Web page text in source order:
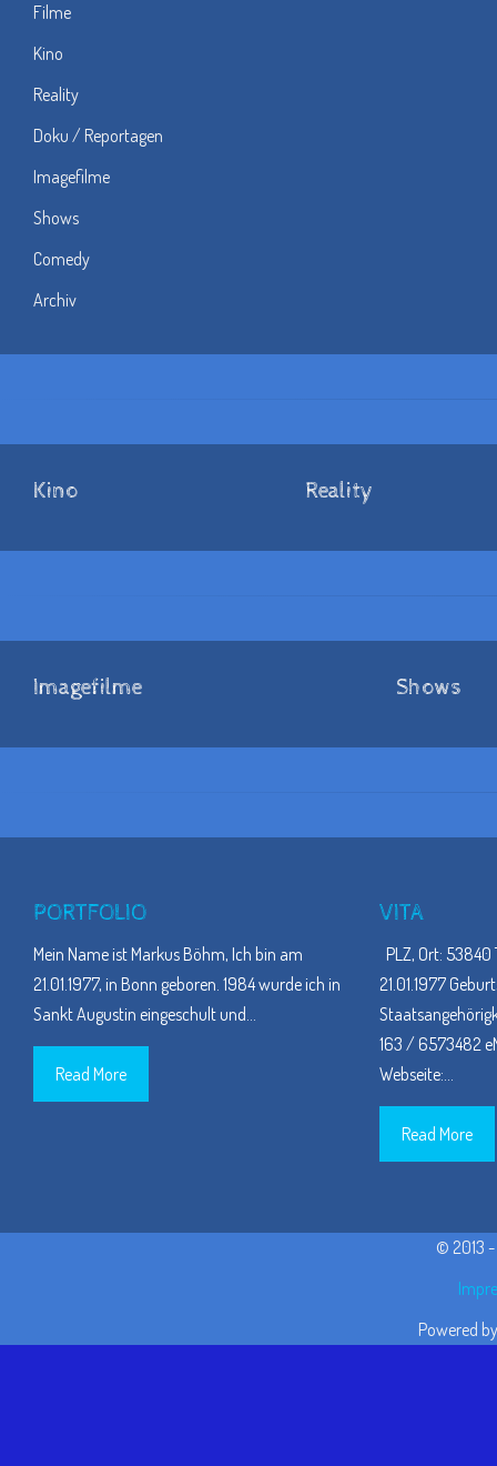
Filme
Kino
Reality
Doku / Reportagen
Imagefilme
Shows
Comedy
Archiv
Kino Reality
Imagefilme Shows
PORTFOLIO
Mein Name ist Markus Böhm, Ich bin am
21.01.1977, in Bonn geboren. 1984 wurde ich in
Sankt Augustin eingeschult und
Read More
VITA
PLZ, Ort:
21.01.1977
163 / 6573482
Webseite:
Read More
© 2013
Powered